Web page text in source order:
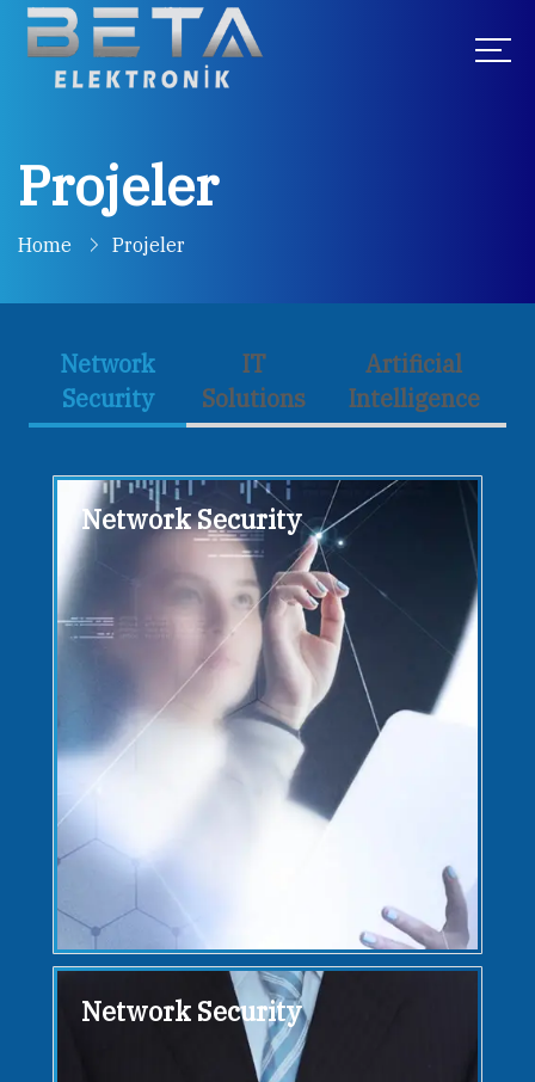
Projeler
Home Projeler
Network
Security
IT
Solutions
Artificial
Intelligence
Network Security
Network Security